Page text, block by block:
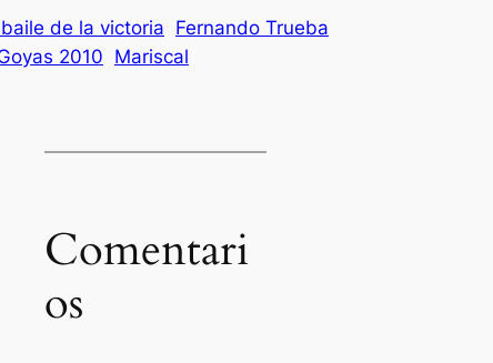
baile de la victoria Fernando Trueba
2010 Mariscal
Comentari
os